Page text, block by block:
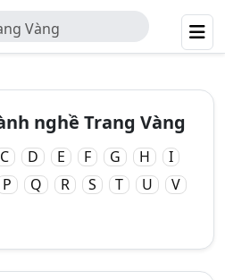
Vàng
nghề Trang Vàng
C D E F G H
I
P Q R S T U
V